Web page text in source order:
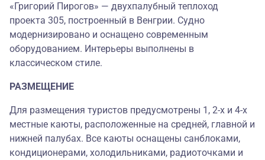
«Григорий Пирогов» — двухпалубный теплоход
проекта 305, построенный в Венгрии. Судно
модернизировано и оснащено современным
оборудованием. Интерьеры выполнены в
классическом стиле.
РАЗМЕЩЕНИЕ
Для размещения туристов предусмотрены 1, 2-х и 4-х
местные каюты, расположенные на средней, главной и
нижней палубах. Все каюты оснащены санблоками,
кондиционерами, холодильниками, радиоточками и